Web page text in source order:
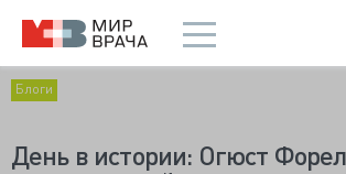
Блоги
День в истории: Огюст